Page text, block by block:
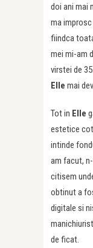
doi ani mai
ma
fiindca
mei mi-am
virstei de
Elle mai
Tot in Elle
estetice
intinde
am facut,
citisem
obtinut a
digitale si
de ficat.